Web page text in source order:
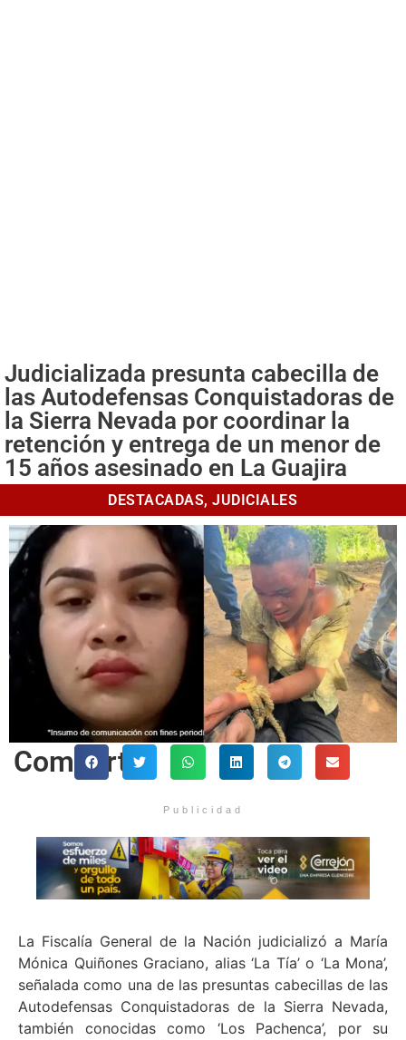
Judicializada presunta cabecilla de
las Autodefensas Conquistadoras de
la Sierra Nevada por coordinar la
retención y entrega de un menor de
15 años asesinado en La Guajira
DESTACADAS, JUDICIALES
Comparte
Publicidad
La Fiscalía General de la Nación judicializó a María
Mónica Quiñones Graciano, alias ‘La Tía’ o ‘La Mona’,
señalada como una de las presuntas cabecillas de las
Autodefensas Conquistadoras de la Sierra Nevada,
también conocidas como ‘Los Pachenca’, por su